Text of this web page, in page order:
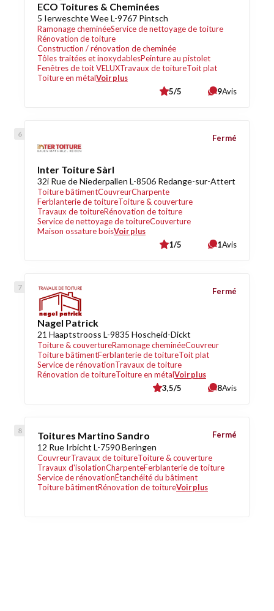
ECO Toitures & Cheminées
5 Ierweschte Wee L-9767 Pintsch
Ramonage cheminéeService de nettoyage de toiture
Rénovation de toiture
Construction / rénovation de cheminée
Tôles traitées et inoxydablesPeinture au pistolet
Fenêtres de toit VELUXTravaux de toitureToit plat
Toiture en métalVoir plus
5/5 9Avis
Inter Toiture Sàrl
32i Rue de Niederpallen L-8506 Redange-sur-Attert
Toiture bâtimentCouvreurCharpente
Ferblanterie de toitureToiture & couverture
Travaux de toitureRénovation de toiture
Service de nettoyage de toitureCouverture
Maison ossature boisVoir plus
Fermé
1/5 1Avis
Nagel Patrick
21 Haaptstrooss L-9835 Hoscheid-Dickt
Toiture & couvertureRamonage cheminéeCouvreur
Toiture bâtimentFerblanterie de toitureToit plat
Service de rénovationTravaux de toiture
Rénovation de toitureToiture en métalVoir plus
Fermé
3,5/5 8Avis
Toitures Martino Sandro
12 Rue Irbicht L-7590 Beringen
CouvreurTravaux de toitureToiture & couverture
Travaux d'isolationCharpenteFerblanterie de toiture
Service de rénovationÉtanchéité du bâtiment
Toiture bâtimentRénovation de toitureVoir plus
Fermé